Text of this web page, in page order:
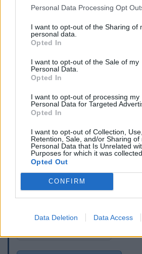
Personal Data Processing Opt
I want to opt-out of the Sharing of
personal data.
Opted In
I want to opt-out of the Sale of my
Personal Data.
Opted In
I want to opt-out of processing my
Personal Data for Targeted
Opted In
I want to opt-out of Collection, Use,
Retention, Sale, and/or Sharing of
Personal Data that Is Unrelated
Purposes for which it was collected.
Opted Out
CONFIRM
Data Deletion Data Access